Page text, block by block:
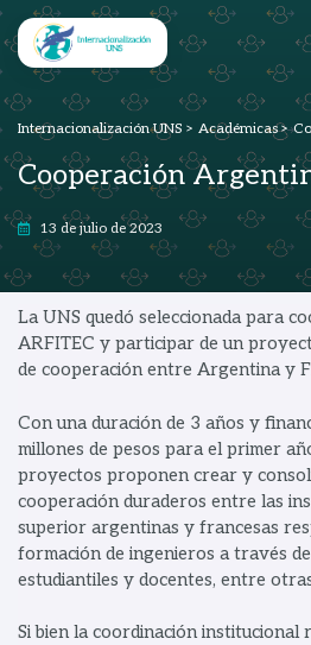
Internacionalización UNS > Académicas>
Cooperación
13 de julio de 2023
La UNS quedó seleccionada para
ARFITEC y participar de un
de cooperación entre Argentina y
Con una duración de 3 años y
millones de pesos para el primer
proyectos proponen crear y
cooperación duraderos entre las
superior argentinas y francesas
formación de ingenieros a través
estudiantiles y docentes, entre
Si bien la coordinación institucional